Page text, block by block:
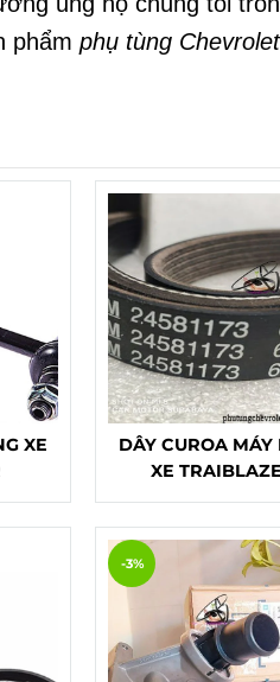
phẩm phụ tùng
XE
DÂY CUROA MÁY
XE
-3%